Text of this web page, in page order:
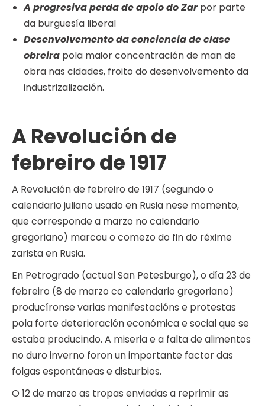
A progresiva perda de apoio do Zarpor parte
da burguesía liberal
Desenvolvemento da conciencia de clase
obreira pola maior concentración de man de
obra nas cidades, froito do desenvolvemento da
industrizalización.
A Revolución de
febreiro de 1917
A Revolución de febreiro de 1917 (segundo o
calendario juliano usado en Rusia nese momento,
que corresponde a marzo no calendario
gregoriano) marcou o comezo do fin do réxime
zarista en Rusia.
En Petrogrado (actual San Petesburgo), o día 23 de
febreiro (8 de marzo co calendario gregoriano)
producíronse varias manifestacións e protestas
pola forte deterioración económica e social que se
estaba producindo. A miseria e a falta de alimentos
no duro inverno foron un importante factor das
folgas espontáneas e disturbios.
O 12 de marzo as tropas enviadas a reprimir as